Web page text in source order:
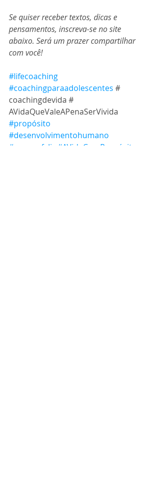
Se quiser receber textos, dicas e
pensamentos, inscreva-se no site
abaixo. Será um prazer compartilhar
com você!
#lifecoaching
#coachingparaadolescentes #
coachingdevida #
AVidaQueValeAPenaSerVivida
#propósito
#desenvolvimentohumano
#vemserfeliz
#AVidaComPropósito